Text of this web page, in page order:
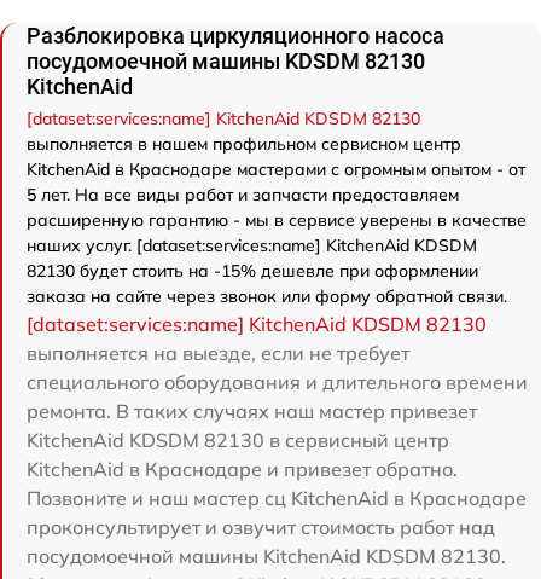
Разблокировка циркуляционного насоса
посудомоечной машины KDSDM 82130
KitchenAid
[dataset:services:name] KitchenAid KDSDM 82130
выполняется в нашем профильном сервисном центр
KitchenAid в Краснодаре мастерами с огромным опытом - от
5 лет. На все виды работ и запчасти предоставляем
расширенную гарантию - мы в сервисе уверены в качестве
наших услуг. [dataset:services:name] KitchenAid KDSDM
82130 будет стоить на -15% дешевле при оформлении
заказа на сайте через звонок или форму обратной связи.
[dataset:services:name] KitchenAid KDSDM 82130
выполняется на выезде, если не требует
специального оборудования и длительного времени
ремонта. В таких случаях наш мастер привезет
KitchenAid KDSDM 82130 в сервисный центр
KitchenAid в Краснодаре и привезет обратно.
Позвоните и наш мастер сц KitchenAid в Краснодаре
проконсультирует и озвучит стоимость работ над
посудомоечной машины KitchenAid KDSDM 82130.